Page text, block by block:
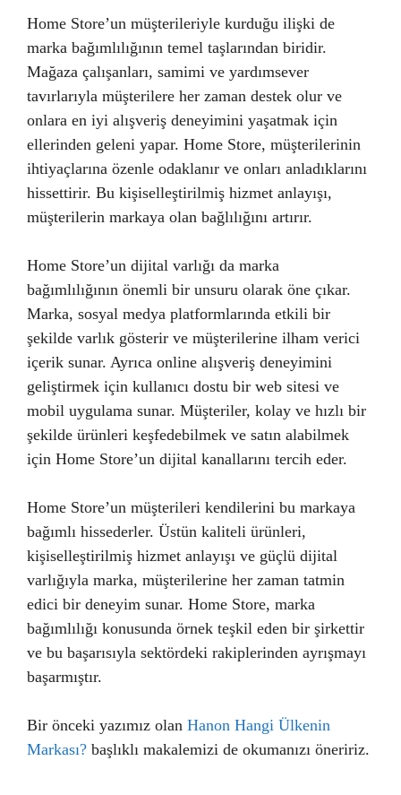
Home Store’un müşterileriyle kurduğu ilişki de
marka bağımlılığının temel taşlarından biridir.
Mağaza çalışanları, samimi ve yardımsever
tavırlarıyla müşterilere her zaman destek olur ve
onlara en iyi alışveriş deneyimini yaşatmak için
ellerinden geleni yapar. Home Store, müşterilerinin
ihtiyaçlarına özenle odaklanır ve onları anladıklarını
hissettirir. Bu kişiselleştirilmiş hizmet anlayışı,
müşterilerin markaya olan bağlılığını artırır.
Home Store’un dijital varlığı da marka
bağımlılığının önemli bir unsuru olarak öne çıkar.
Marka, sosyal medya platformlarında etkili bir
şekilde varlık gösterir ve müşterilerine ilham verici
içerik sunar. Ayrıca online alışveriş deneyimini
geliştirmek için kullanıcı dostu bir web sitesi ve
mobil uygulama sunar. Müşteriler, kolay ve hızlı bir
şekilde ürünleri keşfedebilmek ve satın alabilmek
için Home Store’un dijital kanallarını tercih eder.
Home Store’un müşterileri kendilerini bu markaya
bağımlı hissederler. Üstün kaliteli ürünleri,
kişiselleştirilmiş hizmet anlayışı ve güçlü dijital
varlığıyla marka, müşterilerine her zaman tatmin
edici bir deneyim sunar. Home Store, marka
bağımlılığı konusunda örnek teşkil eden bir şirkettir
ve bu başarısıyla sektördeki rakiplerinden ayrışmayı
başarmıştır.
Bir önceki yazımız olan Hanon Hangi Ülkenin
Markası? başlıklı makalemizi de okumanızı öneririz.